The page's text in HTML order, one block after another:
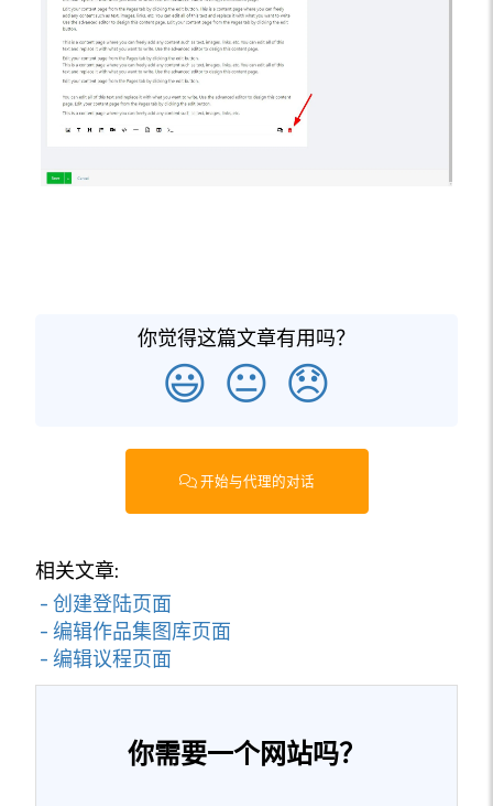
你觉得这篇文章有用吗？
😃 😐 😞
开始与代理的对话
相关文章:
- 创建登陆页面
- 编辑作品集图库页面
- 编辑议程页面
你需要一个网站吗？